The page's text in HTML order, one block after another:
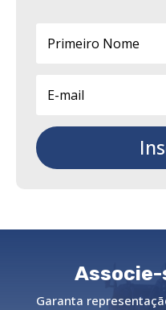
Associe-
Garanta